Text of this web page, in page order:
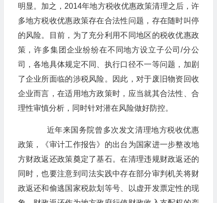
明显。加之，2014年地方税收优惠政策清理之后，许
多地方税收优惠政策存在合法性问题，存在随时叫停
的风险。目前，为了充分利用不同地区的税收优惠政
策，许多集团企业纷纷在不同地方设立子公司/分公
司，各地具体规定不同、执行口径不一等问题，加剧
了企业所面临的涉税风险。因此，对于废旧物资回收
企业而言，在适用地方政策时，应当就其合法性、合
理性审慎分析，同时针对潜在风险做好防控。
​​​​​​​近年来国务院曾多次发文清理地方税收优惠
政策，《审计工作报告》的出台为国家进一步整改地
方财政返还政策奠定了基石。在清理违规财政返还的
同时，也要注意到司法实践中存在部分审判机关将财
政返还和偷逃国家税款划等号、以虚开发票定性的现